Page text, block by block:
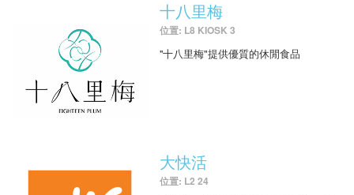
十八里梅
位置: L8 KIOSK 3
''十八里梅"提供優質的休閒食品
大快活
位置: L2 24